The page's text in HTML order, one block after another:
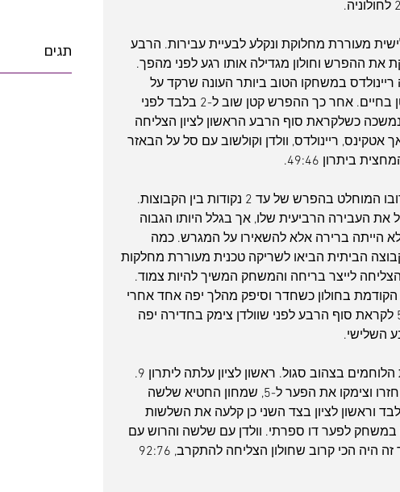
תגים
מעוררת מחלוקת ונקלע לבעיית עבירות. הרבע
את ההפרש וחולון מגדילה אותו רגע לפני מהפך.
במשחקו הטוב ביותר העונה שרקד על
הפרקט ויחד עם וולדן שמר את ההפרש הקטן בחיים. אחר כך ההפרש קטן שוב ל-2 בלבד לפני
הגדילו שוב ל-6. הנדנדה נמשכה כשלקראת סוף הרבע הראשון לציון הצליחה
את המהפך ולעלות ליתרון (44:40) אך אטקינס, ריינולדס, וולדן וקולשוב עם סל על הבאזר
ביתרון 49:46.
הרבע השלישי היה צמוד במיוחד והתנהל ברובו המוחלט בהפרש של עד 2 נקודות בין הקבוצות.
את העבירה הרביעית שלו, אך בגלל היותו הגבוה
הייתה ברירה אלא להשאירו על המגרש. כמה
הביתית הביאו לשריקה טכנית מעוררת מחלקות
הצליחה לייצר בריחה והמשחק המשיך להיות צמוד.
בחולון כשחדר וסיפק מהלך יפה אחד אחרי
השני אך ראשון לציון הצליחה לעלות ליתרון 5 לקראת סוף הרבע לפני שוולדן צימק בחדירה יפה
ברבע הרביעי החמצן אזל בריאות של שבעת הלוחמים בצהוב סגול. ראשון לציון עלתה ליתרון 9.
שמיר לקח פסח זמן ממנו ריינולדס ואטקינס חזרו וצימקו את הפער ל-5, שמחון החטיא שלשה
שהייתה יכולה להוריד את הפער ל-3 בלבד וראשון לציון בצד השני כן קלעה את השלשות
לפער דו ספרתי. וולדן עם שלשה והרוש עם